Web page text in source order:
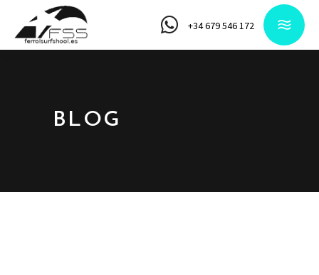
+34 679 546 172
BLOG